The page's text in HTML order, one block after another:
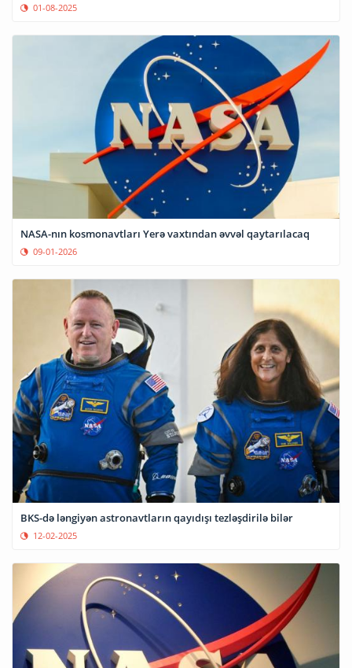
01-08-2025
NASA-nın kosmonavtları Yerə vaxtından əvvəl qaytarılacaq
09-01-2026
BKS-də ləngiyən astronavtların qayıdışı tezləşdirilə bilər
12-02-2025